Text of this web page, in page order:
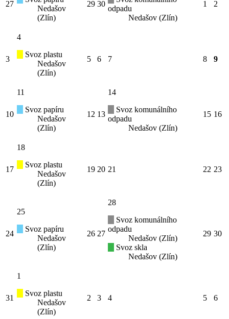
27
Nedašov
(Zlín)
29 30
odpadu
Nedašov (Zlín)
1 2
3
4
Svoz plastu
Nedašov
(Zlín)
5 6 7 8 9
10
11
Svoz papíru
Nedašov
(Zlín)
12 13
14
Svoz komunálního
odpadu
Nedašov (Zlín)
15 16
17
18
Svoz plastu
Nedašov
(Zlín)
19 20 21 22 23
24
25
Svoz papíru
Nedašov
(Zlín)
26 27
28
Svoz komunálního
odpadu
Nedašov (Zlín)
Svoz skla
Nedašov (Zlín)
29 30
31
1
Svoz plastu
Nedašov
(Zlín)
2 3 4 5 6